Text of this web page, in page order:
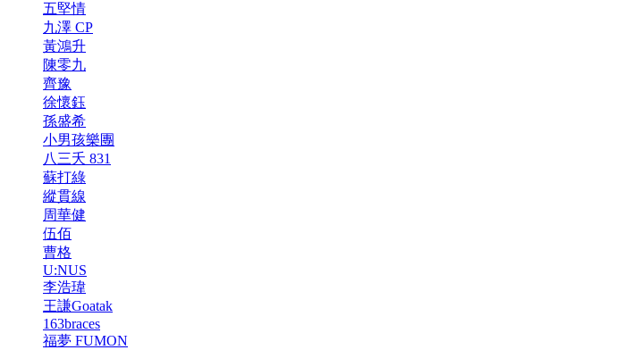
五堅情
九澤 CP
黃鴻升
陳零九
齊豫
徐懷鈺
孫盛希
小男孩樂團
八三夭 831
蘇打綠
縱貫線
周華健
伍佰
曹格
U:NUS
李浩瑋
王謙Goatak
163braces
福夢 FUMON